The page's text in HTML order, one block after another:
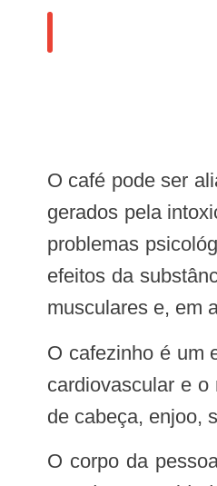
O café pode ser aliado ou vilão no combate à ressaca. A bebida rica em cafeína pode ajudar a rebater a sonolência e o cansaço
gerados pela
problemas
efeitos da
musculares e, em
O cafezinho é um excelente aliado para despertar o sistema nervoso central. A bebida é estimulante e acelera o funcionamento
cardiovascular e
de cabeça, enjoo,
O corpo da pessoa com ressaca está em um processo de intoxicação. O excesso de álcool no sistema e a metabolização de